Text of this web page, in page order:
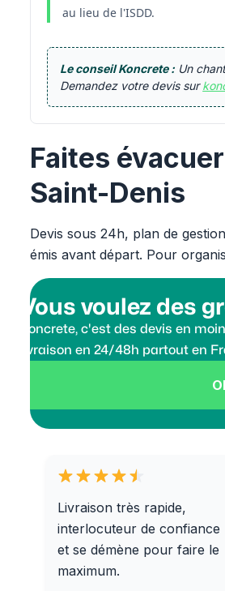
au lieu de l'ISDD.
Le conseil Koncrete : Un
Demandez votre devis sur
Faites
Saint-Denis
Devis sous 24h, plan de
émis avant départ. Pour
Vous voulez des
Koncrete, c'est des devis en
livraison en 24/48h partout en
Livraison très rapide,
interlocuteur de confiance
et se démène pour faire le
maximum.